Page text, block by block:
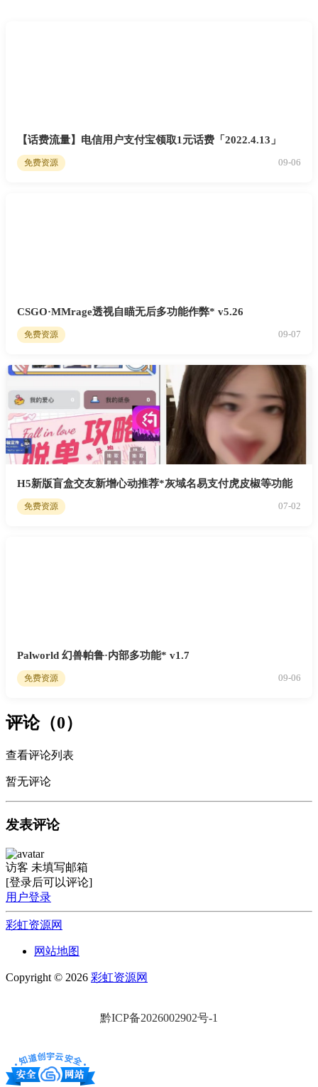
【话费流量】电信用户支付宝领取1元话费「2022.4.13」
免费资源 09-06
CSGO·MMrage透视自瞄无后多功能作弊* v5.26
免费资源 09-07
H5新版盲盒交友新增心动推荐*灰域名易支付虎皮椒等功能
免费资源 07-02
Palworld 幻兽帕鲁·内部多功能* v1.7
免费资源 09-06
评论（0）
查看评论列表
暂无评论
发表评论
访客 未填写邮箱
[登录后可以评论]
用户登录
彩虹资源网
网站地图
Copyright © 2026 彩虹资源网
黔ICP备2026002902号-1